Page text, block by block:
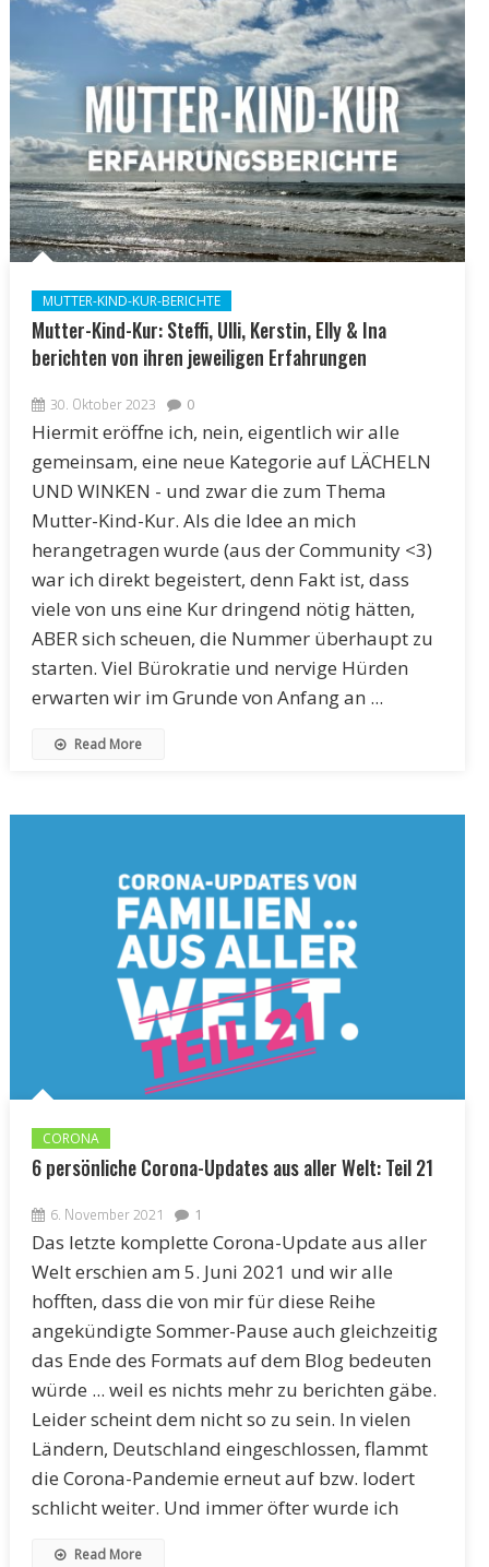
MUTTER-KIND-KUR-BERICHTE
Mutter-Kind-Kur: Steffi, Ulli, Kerstin, Elly & Ina
berichten von ihren jeweiligen Erfahrungen
30. Oktober 2023 0
Hiermit eröffne ich, nein, eigentlich wir alle
gemeinsam, eine neue Kategorie auf LÄCHELN
UND WINKEN - und zwar die zum Thema
Mutter-Kind-Kur. Als die Idee an mich
herangetragen wurde (aus der Community <3)
war ich direkt begeistert, denn Fakt ist, dass
viele von uns eine Kur dringend nötig hätten,
ABER sich scheuen, die Nummer überhaupt zu
starten. Viel Bürokratie und nervige Hürden
erwarten wir im Grunde von Anfang an ...
Read More
CORONA
6 persönliche Corona-Updates aus aller Welt: Teil 21
6. November 2021 1
Das letzte komplette Corona-Update aus aller
Welt erschien am 5. Juni 2021 und wir alle
hofften, dass die von mir für diese Reihe
angekündigte Sommer-Pause auch gleichzeitig
das Ende des Formats auf dem Blog bedeuten
würde ... weil es nichts mehr zu berichten gäbe.
Leider scheint dem nicht so zu sein. In vielen
Ländern, Deutschland eingeschlossen, flammt
die Corona-Pandemie erneut auf bzw. lodert
schlicht weiter. Und immer öfter wurde ich
Read More